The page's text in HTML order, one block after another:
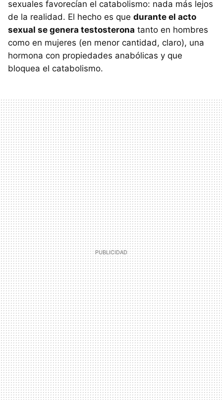
sexuales favorecían el catabolismo: nada más lejos
de la realidad. El hecho es que durante el acto
sexual se genera testosterona tanto en hombres
como en mujeres (en menor cantidad, claro), una
hormona con propiedades anabólicas y que
bloquea el catabolismo.